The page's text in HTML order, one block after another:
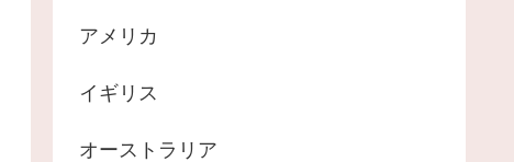
アメリカ
イギリス
オーストラリア